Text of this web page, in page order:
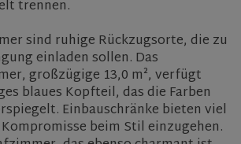
trennen.
sind ruhige Rückzugsorte, die zu
einladen sollen. Das
großzügige 13,0 m², verfügt
blaues Kopfteil, das die Farben
Einbauschränke bieten viel
beim Stil einzugehen.